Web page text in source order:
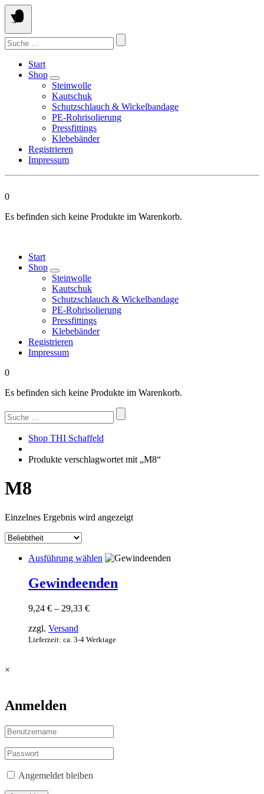
Springen
Sie
zum
Inhalt
Suchen
nach:
Start
Shop
Steinwolle
Kautschuk
Schutzschlauch & Wickelbandage
PE-Rohrisolierung
Pressfittings
Klebebänder
Registrieren
Impressum
0
Es befinden sich keine Produkte im Warenkorb.
Start
Shop
Steinwolle
Kautschuk
Schutzschlauch & Wickelbandage
PE-Rohrisolierung
Pressfittings
Klebebänder
Registrieren
Impressum
0
Es befinden sich keine Produkte im Warenkorb.
Suchen
nach:
Shop THI Schaffeld
Produkte verschlagwortet mit „M8“
M8
Einzelnes Ergebnis wird angezeigt
Ausführung wählen Dieses
mehrere
können
Gewindeenden
9,24 € – 29,33 €Preisspanne:
29,33 €
zzgl. Versand
Lieferzeit: ca. 3-4 Werktage
×
Anmelden
Angemeldet bleiben